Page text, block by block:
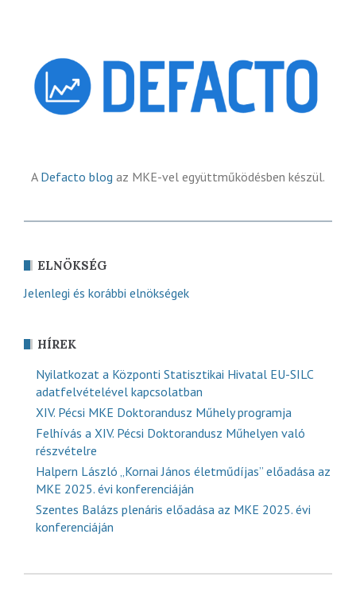
A Defacto blog az MKE-vel együttműködésben készül.
ELNÖKSÉG
Jelenlegi és korábbi elnökségek
HÍREK
Nyilatkozat a Központi Statisztikai Hivatal EU-SILC
adatfelvételével kapcsolatban
XIV. Pécsi MKE Doktorandusz Műhely programja
Felhívás a XIV. Pécsi Doktorandusz Műhelyen való
részvételre
Halpern László „Kornai János életműdíjas” előadása az
MKE 2025. évi konferenciáján
Szentes Balázs plenáris előadása az MKE 2025. évi
konferenciáján